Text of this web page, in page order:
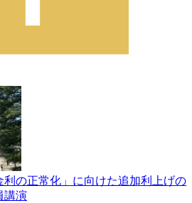
の正常化」に向けた追加利上げの
講演